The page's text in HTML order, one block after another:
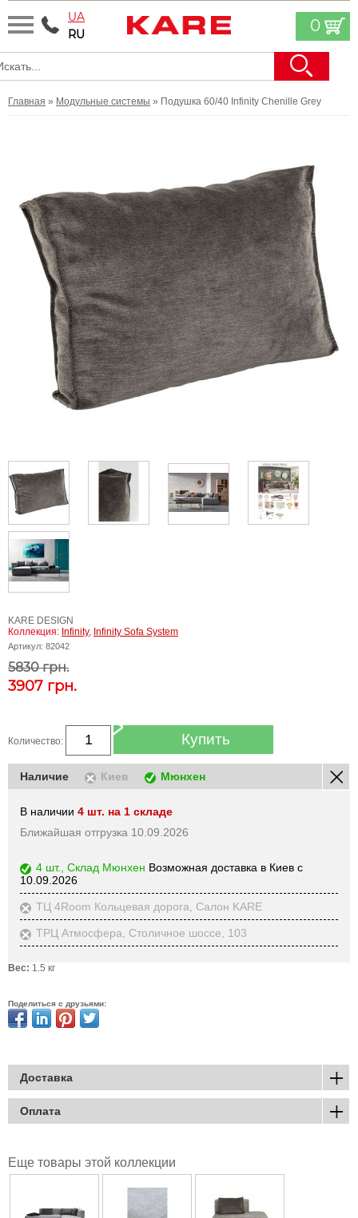
UA
RU
0
Главная » Модульные системы » Подушка 60/40 Infinity Chenille Grey
KARE DESIGN
Коллекция: Infinity, Infinity Sofa System
Артикул: 82042
5830 грн.
3907 грн.
Количество: Купить
Наличие Киев Мюнхен
В наличии 4 шт. на 1 складе
Ближайшая отгрузка 10.09.2026
4 шт., Склад Мюнхен Возможная доставка в Киев с
10.09.2026
ТЦ 4Room Кольцевая дорога, Салон KARE
ТРЦ Атмосфера, Столичное шоссе, 103
Вес: 1.5 кг
Поделиться с друзьями:
Доставка
Оплата
Еще товары этой коллекции